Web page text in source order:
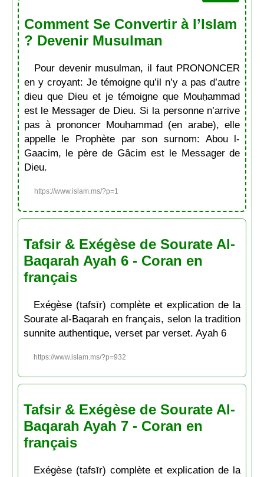
Comment Se Convertir à l’Islam
? Devenir Musulman
Pour devenir musulman, il faut PRONONCER
en y croyant: Je témoigne qu’il n’y a pas d’autre
dieu que Dieu et je témoigne que Mouḥammad
est le Messager de Dieu. Si la personne n’arrive
pas à prononcer Mouḥammad (en arabe), elle
appelle le Prophète par son surnom: Abou l-
Gaacim, le père de Gâcim est le Messager de
Dieu.
https://www.islam.ms/?p=1
Tafsir & Exégèse de Sourate Al-
Baqarah Ayah 6 - Coran en
français
Exégèse (tafsīr) complète et explication de la
Sourate al-Baqarah en français, selon la tradition
sunnite authentique, verset par verset. Ayah 6
https://www.islam.ms/?p=932
Tafsir & Exégèse de Sourate Al-
Baqarah Ayah 7 - Coran en
français
Exégèse (tafsīr) complète et explication de la